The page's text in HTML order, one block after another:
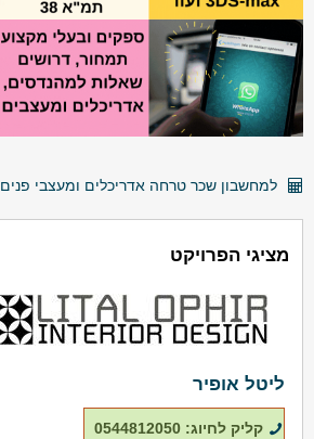
למחשבון שכר טרחה אדריכלים ומעצבי פנים
מציגי הפרויקט
ליטל אופיר
קליק לחיוג: 0544812050